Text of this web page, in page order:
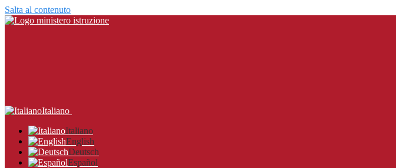
Salta al contenuto
Italiano
Italiano
English
Deutsch
Español